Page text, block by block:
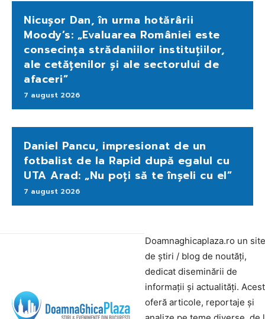
Nicușor Dan, în urma hotărârii
Moody’s: „Evaluarea României este
consecința strădaniilor instituțiilor,
ale cetățenilor și ale sectorului de
afaceri”
7 august 2026
Daniel Pancu, impresionat de un
fotbalist de la Rapid după egalul cu
UTA Arad: „Nu poți să te înșeli cu el”
7 august 2026
Doamnaghicaplaza.ro un site
de știri / blog de noutăți,
dedicat diseminării de
informații și actualități.
oferă articole, reportaje și